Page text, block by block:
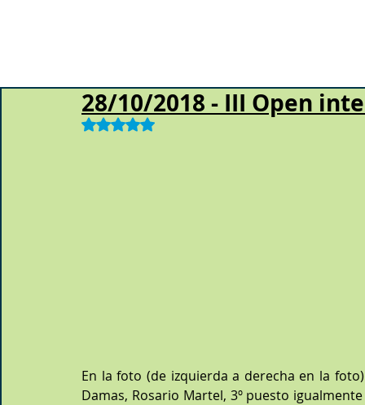
28/10/2018 - III Open
Obtuvo NaN de 5 estrellas.
En la foto (de izquierda a derecha en la
Damas, Rosario Martel, 3º puesto